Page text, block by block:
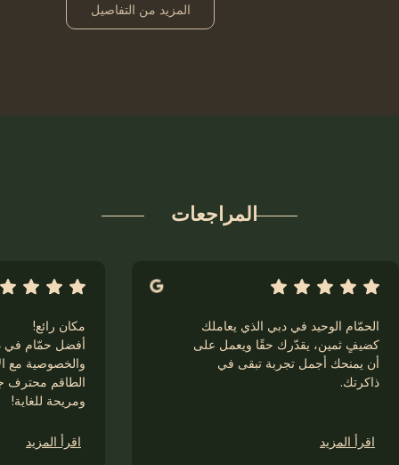
المزيد من التفاصيل
المراجعات
اقرأ المزيد
مكان رائع!
أفضل حمّام في
والخصوصية مع
الطاقم محترف
ومريحة للغاية!
اقرأ المزيد
الحمّام الوحيد في دبي الذي يعاملك
كضيفٍ ثمين، يقدّرك حقًا ويعمل على
أن يمنحك أجمل تجربة تبقى في
ذاكرتك.